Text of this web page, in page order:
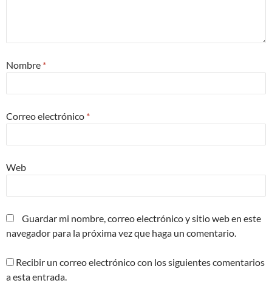
Nombre *
Correo electrónico *
Web
Guardar mi nombre, correo electrónico y sitio web en este
navegador para la próxima vez que haga un comentario.
Recibir un correo electrónico con los siguientes comentarios
a esta entrada.